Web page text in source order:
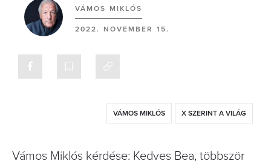
VÁMOS MIKLÓS
2022. NOVEMBER 15.
VÁMOS MIKLÓS X SZERINT A VILÁG
Vámos Miklós kérdése: Kedves Bea, többször